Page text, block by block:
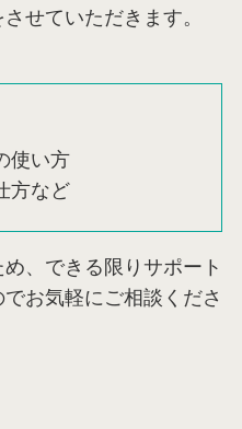
せていただきます。
使い方
方など
、できる限りサポート
お気軽にご相談くださ